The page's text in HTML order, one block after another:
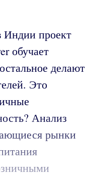
Индии проект
обучает
делают
Это
Анализ
рынки